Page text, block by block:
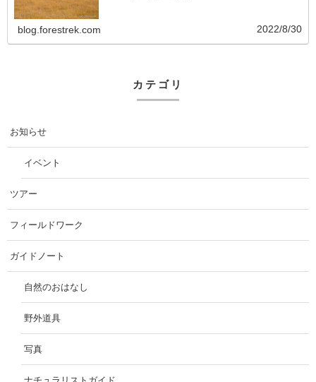
blog.forestrek.com 2022/8/30
カテゴリ
お知らせ
イベント
ツアー
フィールドワーク
ガイドノート
自然のおはなし
野外道具
写真